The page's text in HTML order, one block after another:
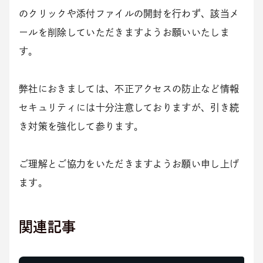
のクリックや添付ファイルの開封を行わず、該当メ
ールを削除していただきますようお願いいたしま
す。
弊社におきましては、不正アクセスの防止など情報
セキュリティには十分注意しておりますが、引き続
き対策を強化して参ります。
ご理解とご協力をいただきますようお願い申し上げ
ます。
関連記事